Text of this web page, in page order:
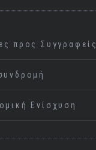
προς Συγγραφείς
Ενίσχυση